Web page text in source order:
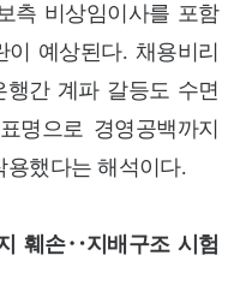
측 비상임이사를 포함
예상된다. 채용비리
행간 계파 갈등도 수면
명으로 경영공백까지
용했다는 해석이다.
훼손‥지배구조 시험